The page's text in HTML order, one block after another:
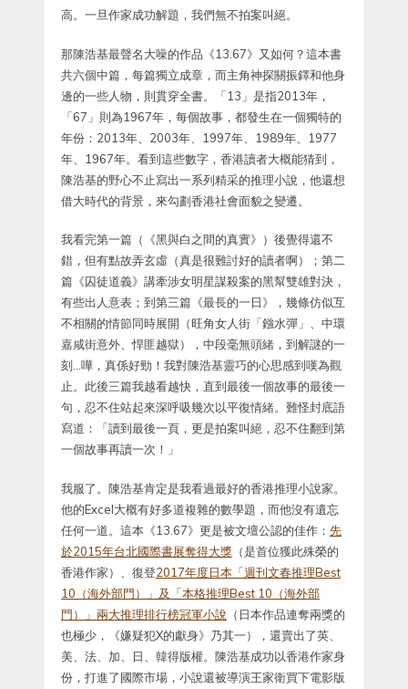
高。一旦作家成功解題，我們無不拍案叫絕。
那陳浩基最聲名大噪的作品《13.67》又如何？這本書
共六個中篇，每篇獨立成章，而主角神探關振鐸和他身
邊的一些人物，則貫穿全書。「13」是指2013年，
「67」則為1967年，每個故事，都發生在一個獨特的
年份：2013年、2003年、1997年、1989年、1977
年、1967年。看到這些數字，香港讀者大概能猜到，
陳浩基的野心不止寫出一系列精采的推理小說，他還想
借大時代的背景，來勾劃香港社會面貌之變遷。
我看完第一篇（《黑與白之間的真實》）後覺得還不
錯，但有點故弄玄虛（真是很難討好的讀者啊）；第二
篇《囚徒道義》講牽涉女明星謀殺案的黑幫雙雄對決，
有些出人意表；到第三篇《最長的一日》，幾條仿似互
不相關的情節同時展開（旺角女人街「鏹水彈」、中環
嘉咸街意外、悍匪越獄），中段毫無頭緒，到解謎的一
刻…嘩，真係好勁！我對陳浩基靈巧的心思感到嘆為觀
止。此後三篇我越看越快，直到最後一個故事的最後一
句，忍不住站起來深呼吸幾次以平復情緒。難怪封底語
寫道：「讀到最後一頁，更是拍案叫絕，忍不住翻到第
一個故事再讀一次！」
我服了。陳浩基肯定是我看過最好的香港推理小說家。
他的Excel大概有好多道複雜的數學題，而他沒有遺忘
任何一道。這本《13.67》更是被文壇公認的佳作： 先
於2015年台北國際書展奪得大獎 （是首位獲此殊榮的
香港作家）、復登2017年度日本「週刊文春推理Best
10（海外部門）」及「本格推理Best 10（海外部
門）」兩大推理排行榜冠軍小說 （日本作品連奪兩獎的
也極少，《嫌疑犯X的獻身》乃其一），還賣出了英、
美、法、加、日、韓得版權。陳浩基成功以香港作家身
份，打進了國際市場，小說還被導演王家衛買下電影版